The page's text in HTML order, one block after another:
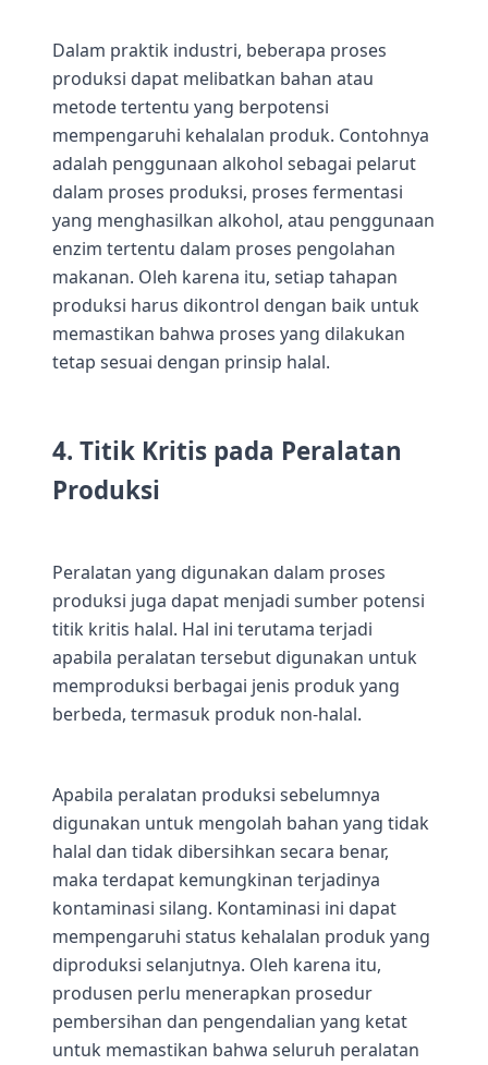
Dalam praktik industri, beberapa proses
produksi dapat melibatkan bahan atau
metode tertentu yang berpotensi
mempengaruhi kehalalan produk. Contohnya
adalah penggunaan alkohol sebagai pelarut
dalam proses produksi, proses fermentasi
yang menghasilkan alkohol, atau penggunaan
enzim tertentu dalam proses pengolahan
makanan. Oleh karena itu, setiap tahapan
produksi harus dikontrol dengan baik untuk
memastikan bahwa proses yang dilakukan
tetap sesuai dengan prinsip halal.
4. Titik Kritis pada Peralatan
Produksi
Peralatan yang digunakan dalam proses
produksi juga dapat menjadi sumber potensi
titik kritis halal. Hal ini terutama terjadi
apabila peralatan tersebut digunakan untuk
memproduksi berbagai jenis produk yang
berbeda, termasuk produk non-halal.
Apabila peralatan produksi sebelumnya
digunakan untuk mengolah bahan yang tidak
halal dan tidak dibersihkan secara benar,
maka terdapat kemungkinan terjadinya
kontaminasi silang. Kontaminasi ini dapat
mempengaruhi status kehalalan produk yang
diproduksi selanjutnya. Oleh karena itu,
produsen perlu menerapkan prosedur
pembersihan dan pengendalian yang ketat
untuk memastikan bahwa seluruh peralatan